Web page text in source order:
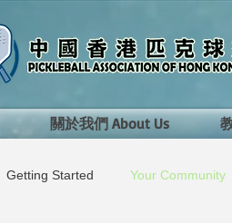
關於我們 About Us
Getting Started Your Community